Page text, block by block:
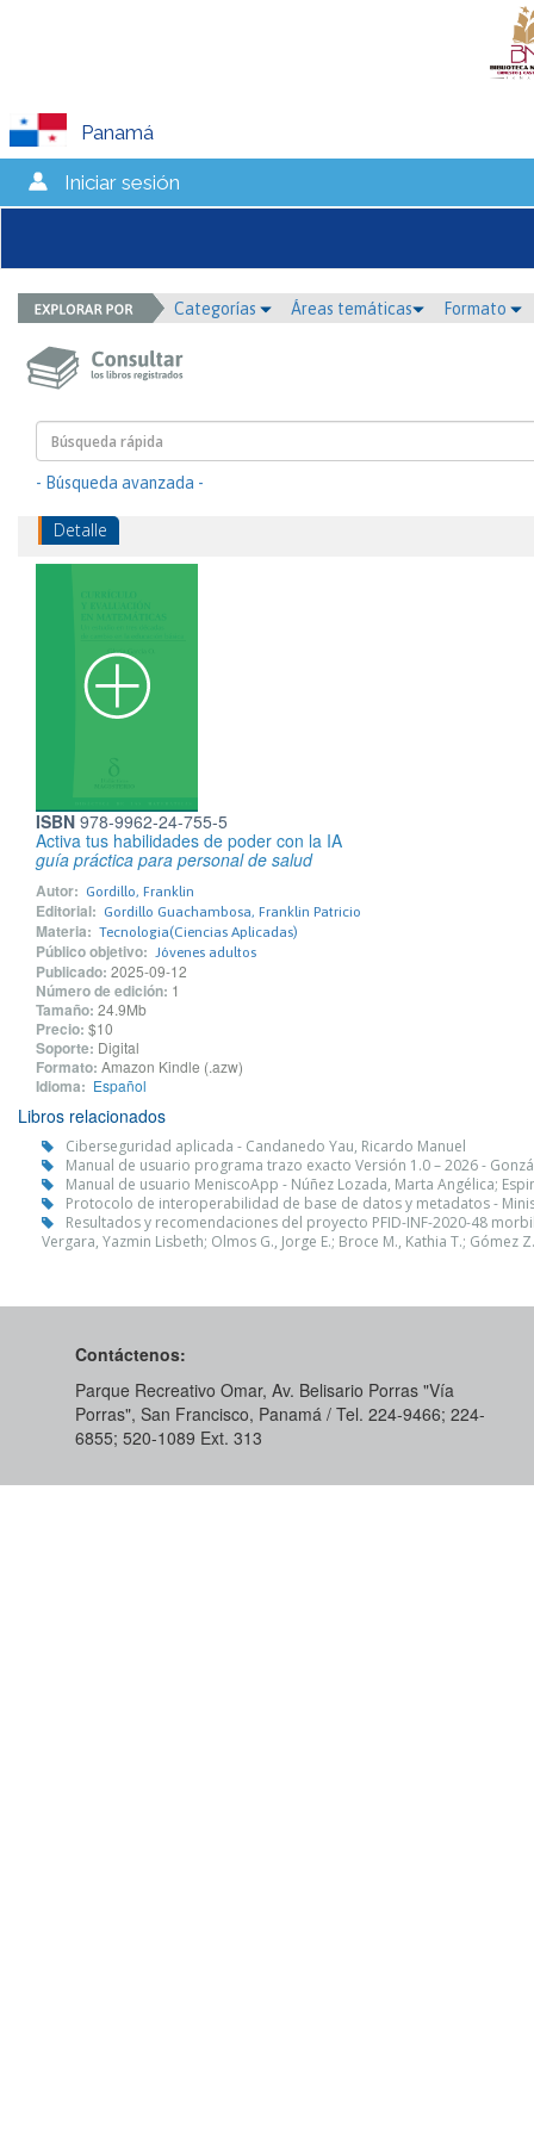
Panamá
Iniciar sesión
Categorías Áreas temáticas Formato
- Búsqueda avanzada -
Detalle
ISBN 978-9962-24-755-5
Activa tus habilidades de poder con la IA
guía práctica para personal de salud
Autor: Gordillo, Franklin
Editorial: Gordillo Guachambosa, Franklin Patricio
Materia: Tecnologia(Ciencias Aplicadas)
Público objetivo: Jóvenes adultos
Publicado: 2025-09-12
Número de edición: 1
Tamaño: 24.9Mb
Precio: $10
Soporte: Digital
Formato: Amazon Kindle (.azw)
Idioma: Español
Libros relacionados
Ciberseguridad aplicada - Candanedo Yau, Ricardo Manuel
Manual de usuario programa trazo exacto Versión 1.0 – 2026 -
Manual de usuario MeniscoApp - Núñez Lozada, Marta Angélica;
Protocolo de interoperabilidad de base de datos y metadatos -
Resultados y recomendaciones del proyecto PFID-INF-2020-48
Vergara, Yazmin Lisbeth; Olmos G., Jorge E.; Broce M., Kathia T.;
Contáctenos:
Parque Recreativo Omar, Av. Belisario Porras "Vía
Porras", San Francisco, Panamá / Tel. 224-9466; 224-
6855; 520-1089​ Ext. 313